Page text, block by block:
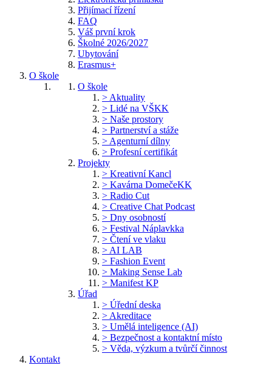
Přijímací řízení
FAQ
Váš první krok
Školné 2026/2027
Ubytování
Erasmus+
O škole
O škole
> Aktuality
> Lidé na VŠKK
> Naše prostory
> Partnerství a stáže
> Agenturní dílny
> Profesní certifikát
Projekty
> Kreativní Kancl
> Kavárna DomečeKK
> Radio Cut
> Creative Chat Podcast
> Dny osobností
> Festival Náplavkka
> Čtení ve vlaku
> AI LAB
> Fashion Event
> Making Sense Lab
> Manifest KP
Úřad
> Úřední deska
> Akreditace
> Umělá inteligence (AI)
> Bezpečnost a kontaktní místo
> Věda, výzkum a tvůrčí činnost
Kontakt